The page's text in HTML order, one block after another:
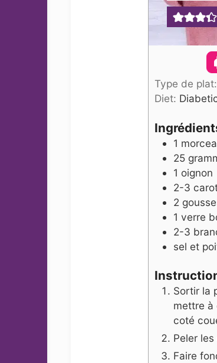
Type de plat:
Diet:
1
25
1 oignon
2-3
2
1 verre
2-3
sel et
Sortir la
mettre à
coté
Peler
Faire